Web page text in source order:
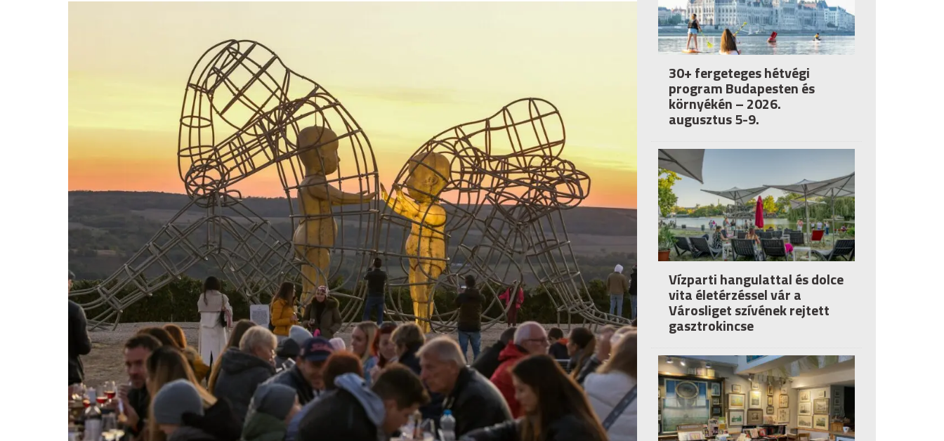
30+ fergeteges hétvégi
program Budapesten és
környékén – 2026.
augusztus 5-9.
Vízparti hangulattal és dolce
vita életérzéssel vár a
Városliget szívének rejtett
gasztrokincse